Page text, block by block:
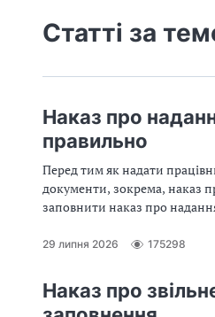
Статті за
Наказ про
правильно
Перед тим як надати
документи, зокрема, наказ
заповнити наказ про
29 липня 2026 175298
Наказ про